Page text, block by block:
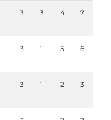
3 3 4 7
3 1 5 6
3 1 2 3